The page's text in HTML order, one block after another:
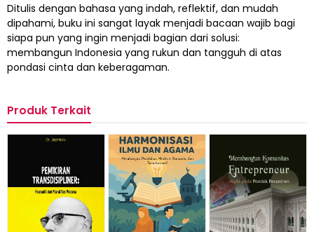
Ditulis dengan bahasa yang indah, reflektif, dan mudah
dipahami, buku ini sangat layak menjadi bacaan wajib bagi
siapa pun yang ingin menjadi bagian dari solusi:
membangun Indonesia yang rukun dan tangguh di atas
pondasi cinta dan keberagaman.
Produk Terkait